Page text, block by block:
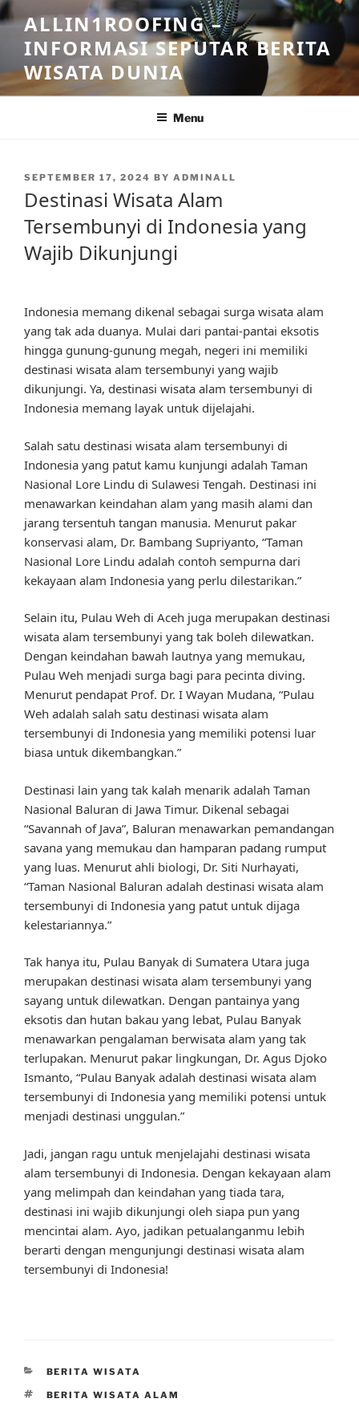
Skip
to
content
ALLIN1ROOFING –
INFORMASI SEPUTAR BERITA
WISATA DUNIA
Menu
POSTED
SEPTEMBER 17, 2024 BY ADMINALL
Destinasi Wisata Alam
Tersembunyi di Indonesia yang
Wajib Dikunjungi
Indonesia memang dikenal sebagai surga wisata alam
yang tak ada duanya. Mulai dari pantai-pantai eksotis
hingga gunung-gunung megah, negeri ini memiliki
destinasi wisata alam tersembunyi yang wajib
dikunjungi. Ya, destinasi wisata alam tersembunyi di
Indonesia memang layak untuk dijelajahi.
Salah satu destinasi wisata alam tersembunyi di
Indonesia yang patut kamu kunjungi adalah Taman
Nasional Lore Lindu di Sulawesi Tengah. Destinasi ini
menawarkan keindahan alam yang masih alami dan
jarang tersentuh tangan manusia. Menurut pakar
konservasi alam, Dr. Bambang Supriyanto, “Taman
Nasional Lore Lindu adalah contoh sempurna dari
kekayaan alam Indonesia yang perlu dilestarikan.”
Selain itu, Pulau Weh di Aceh juga merupakan destinasi
wisata alam tersembunyi yang tak boleh dilewatkan.
Dengan keindahan bawah lautnya yang memukau,
Pulau Weh menjadi surga bagi para pecinta diving.
Menurut pendapat Prof. Dr. I Wayan Mudana, “Pulau
Weh adalah salah satu destinasi wisata alam
tersembunyi di Indonesia yang memiliki potensi luar
biasa untuk dikembangkan.”
Destinasi lain yang tak kalah menarik adalah Taman
Nasional Baluran di Jawa Timur. Dikenal sebagai
“Savannah of Java”, Baluran menawarkan pemandangan
savana yang memukau dan hamparan padang rumput
yang luas. Menurut ahli biologi, Dr. Siti Nurhayati,
“Taman Nasional Baluran adalah destinasi wisata alam
tersembunyi di Indonesia yang patut untuk dijaga
kelestariannya.”
Tak hanya itu, Pulau Banyak di Sumatera Utara juga
merupakan destinasi wisata alam tersembunyi yang
sayang untuk dilewatkan. Dengan pantainya yang
eksotis dan hutan bakau yang lebat, Pulau Banyak
menawarkan pengalaman berwisata alam yang tak
terlupakan. Menurut pakar lingkungan, Dr. Agus Djoko
Ismanto, “Pulau Banyak adalah destinasi wisata alam
tersembunyi di Indonesia yang memiliki potensi untuk
menjadi destinasi unggulan.”
Jadi, jangan ragu untuk menjelajahi destinasi wisata
alam tersembunyi di Indonesia. Dengan kekayaan alam
yang melimpah dan keindahan yang tiada tara,
destinasi ini wajib dikunjungi oleh siapa pun yang
mencintai alam. Ayo, jadikan petualanganmu lebih
berarti dengan mengunjungi destinasi wisata alam
tersembunyi di Indonesia!
CATEGORIES
BERITA WISATA
TAGS
BERITA WISATA ALAM